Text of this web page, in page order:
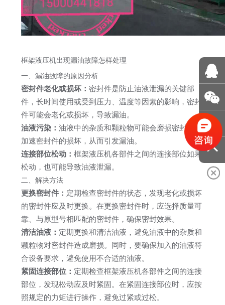
框架液压机出现漏油故障怎样处理
一、漏油故障的原因分析
密封件老化或损坏： 密封件是防止油液泄漏的关键部
件，长时间使用或受到压力、温度等因素的影响，密封
件可能会老化或损坏，导致漏油。
油液污染：油液中的杂质和颗粒物可能会磨损密封件，
加速密封件的损坏，从而引发漏油。
连接部位松动：框架液压机各部件之间的连接部位如果
松动，也可能导致油液泄漏。
二、解决方法
更换密封件： 定期检查密封件的状态，发现老化或损坏
的密封件应及时更换。在更换密封件时，应选择质量可
靠、与原型号相匹配的密封件，确保密封效果。
清洁油液： 定期更换和清洁油液，避免油液中的杂质和
颗粒物对密封件造成磨损。同时，要确保加入的油液符
合设备要求，避免使用不合适的油液。
紧固连接部位： 定期检查框架液压机各部件之间的连接
部位，发现松动应及时紧固。在紧固连接部位时，应按
照规定的力矩进行操作，避免过紧或过松。